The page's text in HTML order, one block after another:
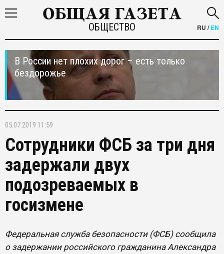
ОБЩЕСТВО RU /EN
В России нет плохих дорог – есть только
бездорожье
05.07.2019 11:59
Сотрудники ФСБ за три дня
задержали двух
подозреваемых в
госизмене
Федеральная служба безопасности (ФСБ) сообщила
о задержании российского гражданина Александра